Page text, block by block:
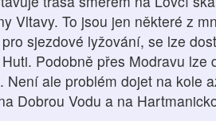
Vltavy. To jsou jen některé z
sjezdové lyžování, se lze
Podobně přes Modravu
Není ale problém dojet na kole
Dobrou Vodu a na